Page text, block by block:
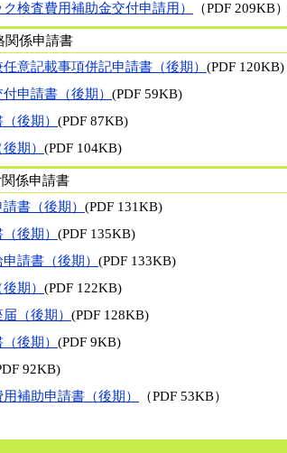
検査費用補助金交付申請用）
（PDF 209KB
関係申請書
意記載事項併記申請書（後期） (PDF 120KB)
申請書（後期） (PDF 59KB)
後期） (PDF 87KB)
期） (PDF 104KB)
係申請書
書（後期） (PDF 131KB)
後期） (PDF 135KB)
請書（後期） (PDF 133KB)
期） (PDF 122KB)
（後期） (PDF 128KB)
後期） (PDF 9KB)
92KB)
補助申請書（後期）
（PDF 53KB）